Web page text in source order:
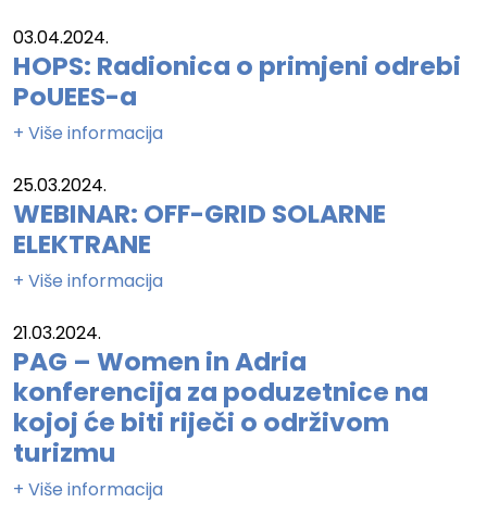
03.04.2024.
HOPS: Radionica o primjeni odrebi
PoUEES-a
+ Više informacija
25.03.2024.
WEBINAR: OFF-GRID SOLARNE
ELEKTRANE
+ Više informacija
21.03.2024.
PAG – Women in Adria
konferencija za poduzetnice na
kojoj će biti riječi o održivom
turizmu
+ Više informacija